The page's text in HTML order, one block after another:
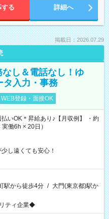
する 詳細へ
掲載日：2026.07.29
なし＆電話なし！ゆ
タ入力・事務
WEB登録・面接OK
いOK＊昇給あり♪【月収例】 ・約
働6h × 20日）
し遠くても安心！
駅から徒歩4分 / 大門(東京都)駅か
ティ企業◆